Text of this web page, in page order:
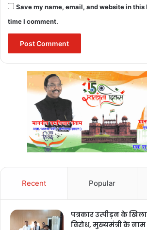
Save my name, email, and website in
time I comment.
Recent Popular
पत्रकार उत्पीड़न के
विरोध, मुख्यमंत्री के नाम